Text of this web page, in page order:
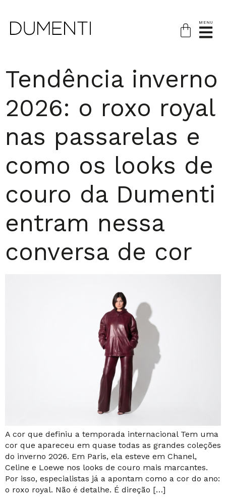
MENU
Tendência inverno
2026: o roxo royal
nas passarelas e
como os looks de
couro da Dumenti
entram nessa
conversa de cor
A cor que definiu a temporada internacional Tem uma
cor que apareceu em quase todas as grandes coleções
do inverno 2026. Em Paris, ela esteve em Chanel,
Celine e Loewe nos looks de couro mais marcantes.
Por isso, especialistas já a apontam como a cor do ano:
o roxo royal. Não é detalhe. É direção […]